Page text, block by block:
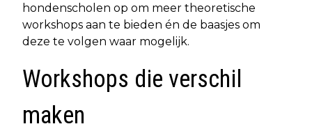
hondenscholen op om meer theoretische
workshops aan te bieden én de baasjes om
deze te volgen waar mogelijk.
Workshops die verschil
maken